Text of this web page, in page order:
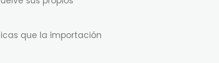
que la importación